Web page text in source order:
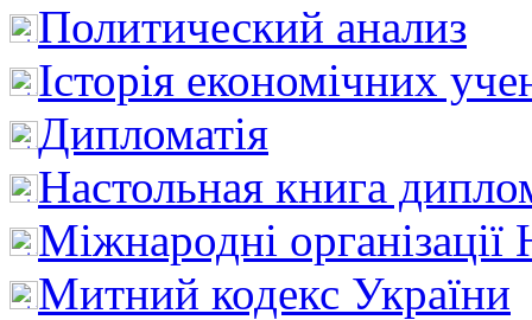
Политический анализ
Історія економічних
Дипломатія
Настольная книга
Міжнародні
Митний кодекс України